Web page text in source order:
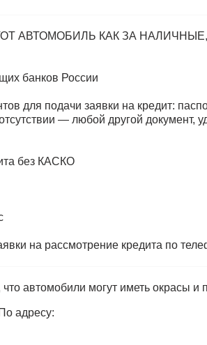
АВТОМОБИЛЬ КАК ЗА
банков России
для подачи заявки на кредит:
— любой другой документ,
без КАСКО
на рассмотрение кредита по
автомобили могут иметь окрасы и
адресу: